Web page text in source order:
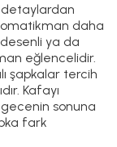
detaylardan
daha
ya da
eğlencelidir.
şapkalar tercih
Kafayı
sonuna
fark